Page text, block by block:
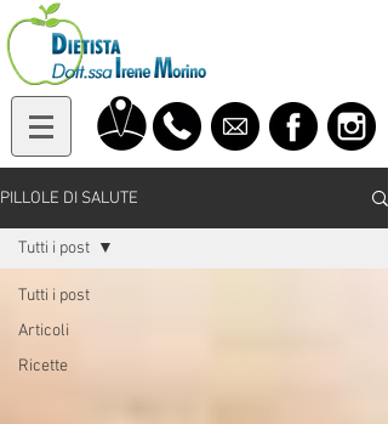
PILLOLE DI SALUTE
Tutti i post
Articoli
Ricette
Tutti i post